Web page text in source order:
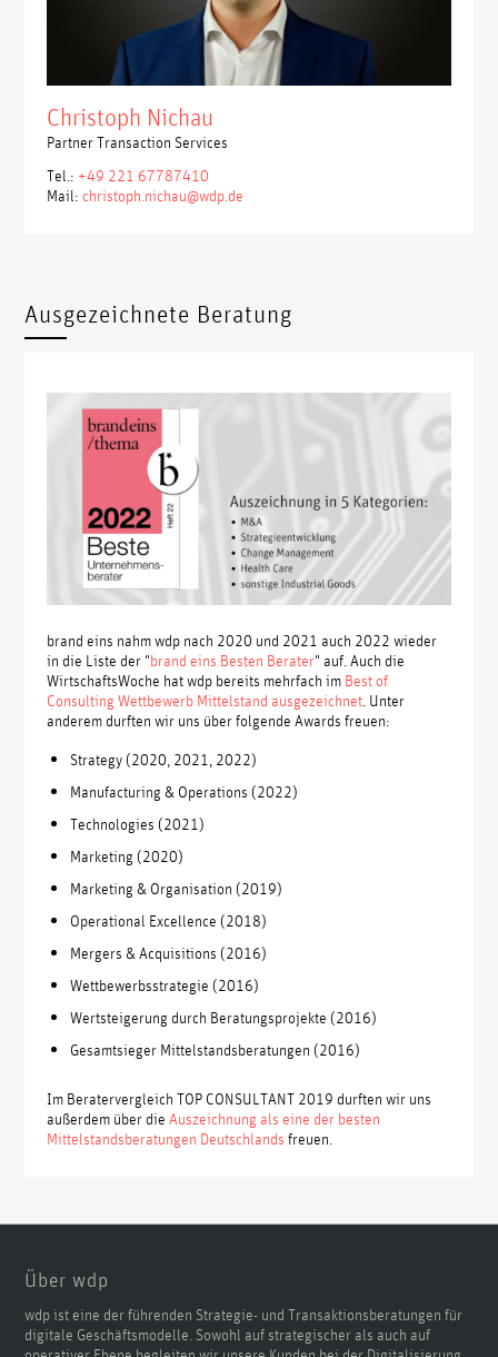
Christoph Nichau
Partner Transaction Services
Tel.: +49 221 67787410
Mail:christoph.nichau@wdp.de
Ausgezeichnete Beratung
brand eins nahm wdp nach 2020 und 2021 auch 2022 wieder
in die Liste der "brand eins Besten Berater" auf. Auch die
WirtschaftsWoche hat wdp bereits mehrfach im Best of
Consulting Wettbewerb Mittelstand ausgezeichnet . Unter
anderem durften wir uns über folgende Awards freuen:
Strategy (2020, 2021, 2022)
Manufacturing & Operations (2022)
Technologies (2021)
Marketing (2020)
Marketing & Organisation (2019)
Operational Excellence (2018)
Mergers & Acquisitions (2016)
Wettbewerbsstrategie (2016)
Wertsteigerung durch Beratungsprojekte (2016)
Gesamtsieger Mittelstandsberatungen (2016)
Im Beratervergleich TOP CONSULTANT 2019 durften wir uns
außerdem über dieAuszeichnung als eine der besten
Mittelstandsberatungen Deutschlands freuen.
Über wdp
wdp ist eine der führenden Strategie- und Transaktionsberatungen für
digitale Geschäftsmodelle. Sowohl auf strategischer als auch auf